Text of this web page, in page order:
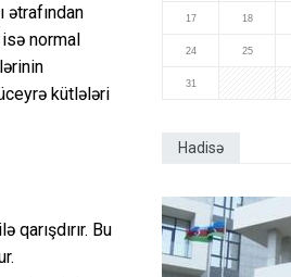
ətrafından
isə normal
kütlələri
qarışdırır. Bu
17 18
24 25
31
Hadisə